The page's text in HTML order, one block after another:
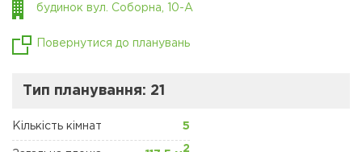
БОРЩАГІВКА
будинок вул. Соборна, 10-А
Повернутися до планувань
Тип планування: 21
Кількість кімнат 5
2